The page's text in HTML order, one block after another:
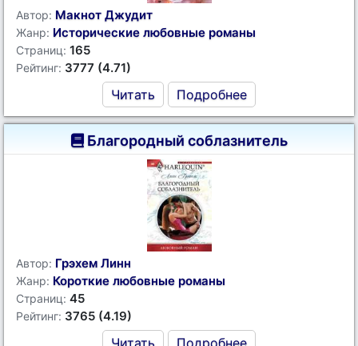
Автор: Макнот Джудит
Жанр: Исторические любовные романы
Страниц: 165
Рейтинг: 3777 (4.71)
Читать Подробнее
Благородный соблазнитель
Автор: Грэхем Линн
Жанр: Короткие любовные романы
Страниц: 45
Рейтинг: 3765 (4.19)
Читать Подробнее